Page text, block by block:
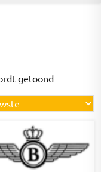
getoondGesorteerd
op
nieuwste